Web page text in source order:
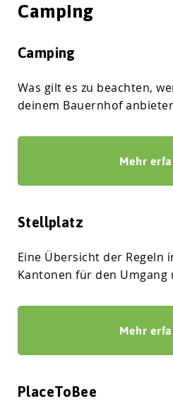
Camping
Camping
Was gilt es zu beachten,
deinem Bauernhof
Mehr
Stellplatz
Eine Übersicht der Regeln
Kantonen für den Umgang
Mehr
PlaceToBee